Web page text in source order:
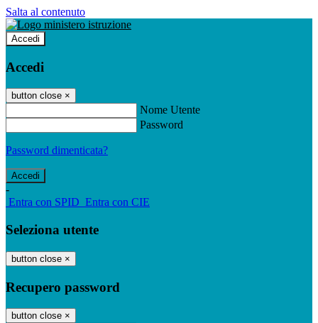
Salta al contenuto
Accedi
Accedi
button close ×
Nome Utente
Password
Password dimenticata?
-
Entra con SPID Entra con CIE
Seleziona utente
button close ×
Recupero password
button close ×